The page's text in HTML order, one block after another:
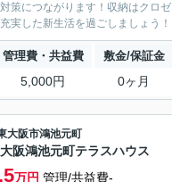
策につながります！収納はクロ
実した新生活を過ごしましょう
管理費・共益費 敷金/保証金
5,000円 0ヶ月
大阪市鴻池元町
阪鴻池元町テラスハウス
万円 管理/共益費-